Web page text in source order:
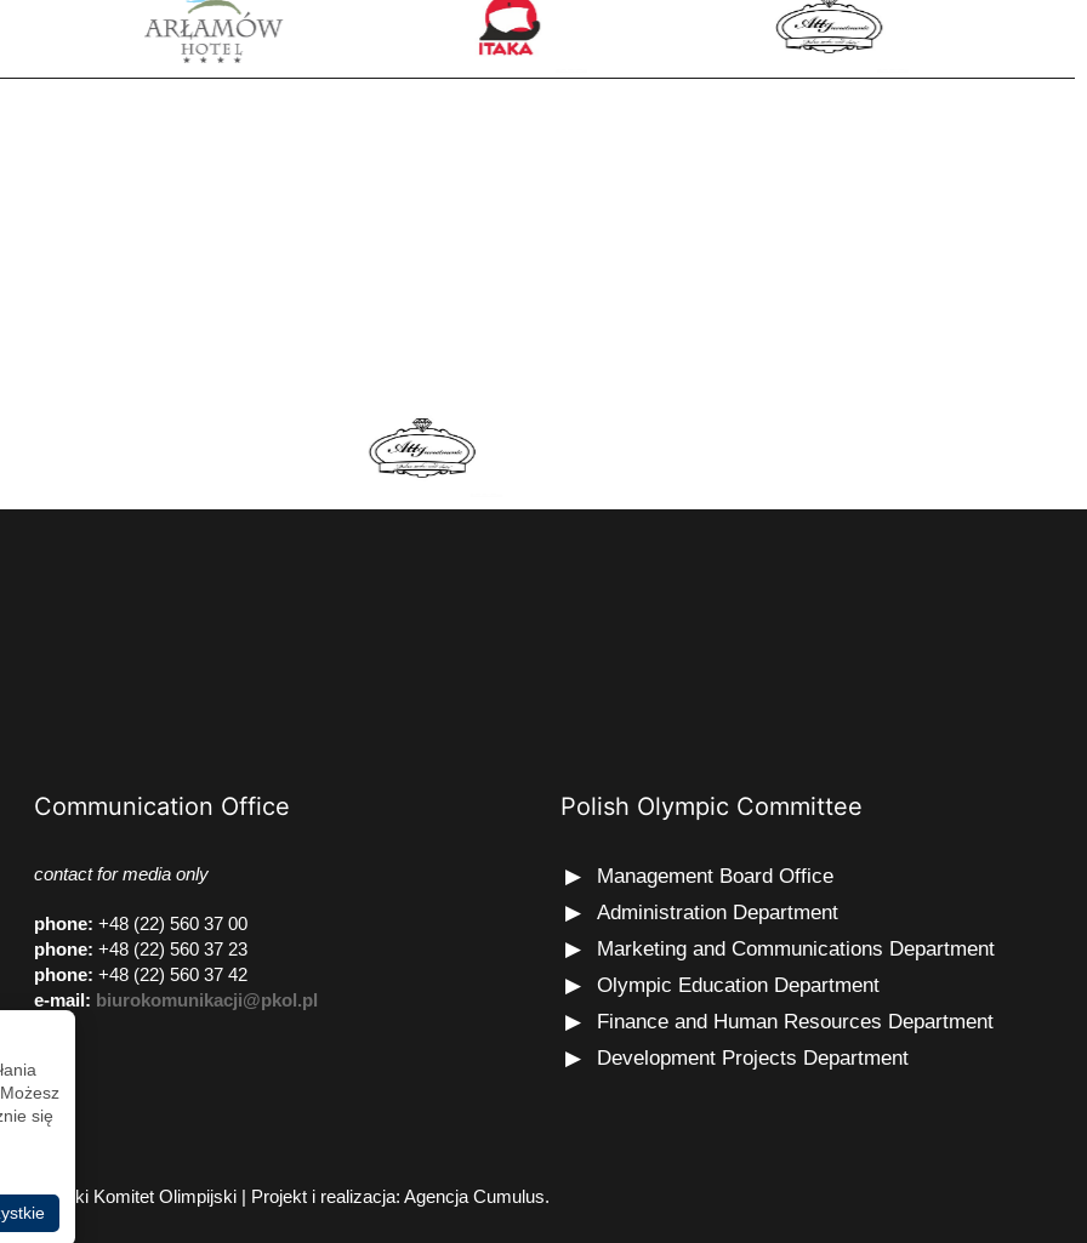
Communication Office
contact for media only
phone: +48 (22) 560 37 00
phone: +48 (22) 560 37 23
phone: +48 (22) 560 37 42
e-mail: biurokomunikacji@pkol.pl
Polish Olympic Committee
Management Board Office
Administration Department
Marketing and Communications Department
Olympic Education Department
Finance and Human Resources Department
Development Projects Department
Polski Komitet Olimpijski | Projekt i realizacja: Agencja Cumulus.
się